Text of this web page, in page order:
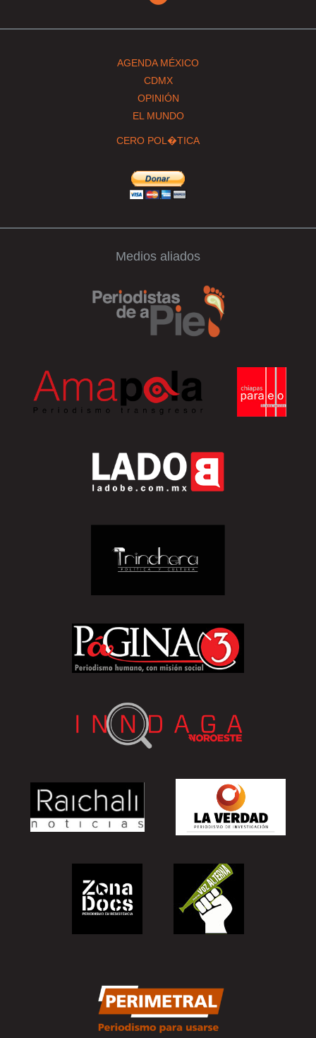
AGENDA MÉXICO
CDMX
OPINIÓN
EL MUNDO
CERO POL�TICA
Medios aliados